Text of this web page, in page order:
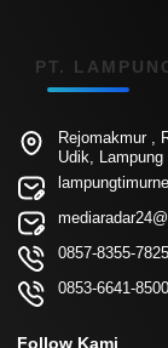
PT.
Rejomakmur ,
Udik, Lampung
0857-8355-7825
0853-6641-8500
Follow Kami